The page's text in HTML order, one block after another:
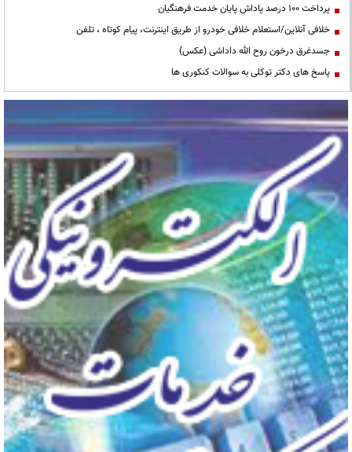
پرداخت ۱۰۰ درصد پاداش پایان خدمت فرهنگیان
خلافی آنلاین/استعلام خلافی خودرو از طریق اینترنت، پیام کوتاه ، تلفن
جسدغرق درخون روح الله داداشی (عکس)
پاسخ های دکتر توکلی به سوالات کنکوری ها